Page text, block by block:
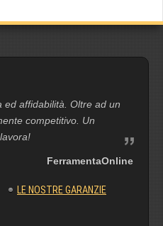
ed affidabilità. Oltre ad un
competitivo. Un
FerramentaOnline
LE NOSTRE GARANZIE